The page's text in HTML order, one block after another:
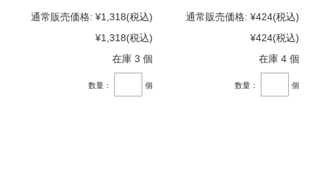
通常販売価格: ¥1,318(税込)
¥1,318(税込)
在庫 3 個
数量： 個
通常販売価格: ¥424(税込)
¥424(税込)
在庫 4 個
数量： 個